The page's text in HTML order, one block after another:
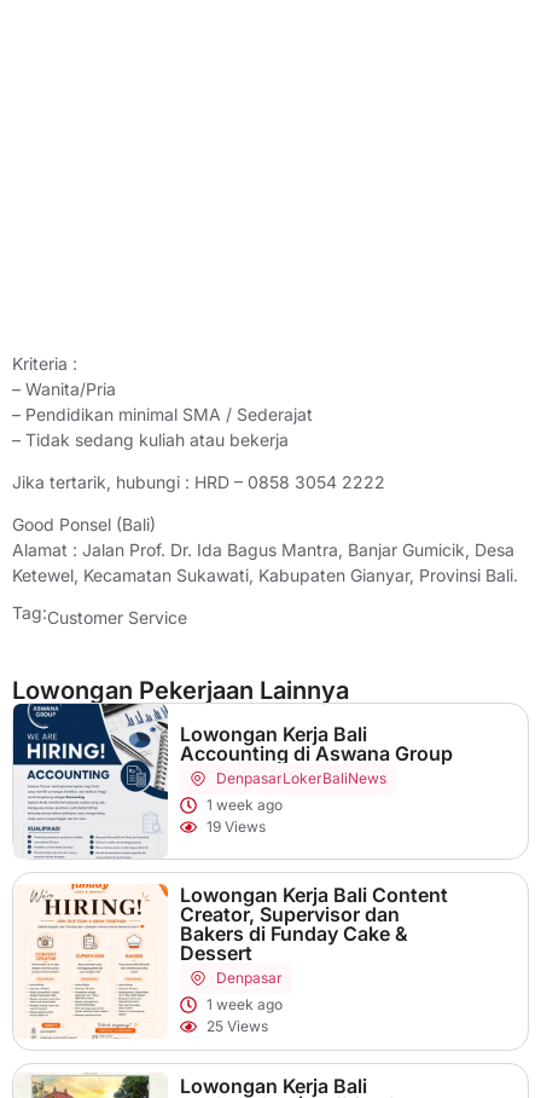
Kriteria :
– ⁠Wanita/Pria
– ⁠Pendidikan minimal SMA / Sederajat
– Tidak sedang kuliah atau bekerja
Jika tertarik, hubungi : HRD – 0858 3054 2222
Good Ponsel (Bali)
Alamat : Jalan Prof. Dr. Ida Bagus Mantra, Banjar Gumicik, Desa
Ketewel, Kecamatan Sukawati, Kabupaten Gianyar, Provinsi Bali.
Tag:Customer Service
Lowongan Pekerjaan Lainnya
Lowongan Kerja Bali
Accounting di Aswana Group
DenpasarLokerBaliNews
1 week ago
19 Views
Lowongan Kerja Bali Content
Creator, Supervisor dan
Bakers di Funday Cake &
Dessert
Denpasar
1 week ago
25 Views
Lowongan Kerja Bali